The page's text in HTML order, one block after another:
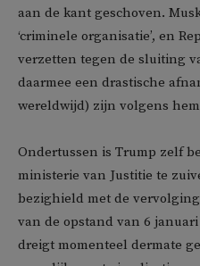
aan de kant geschoven.
‘criminele organisatie’, en
verzetten tegen de sluiting
daarmee een drastische
wereldwijd) zijn volgens hem
Ondertussen is Trump zelf
ministerie van Justitie te
bezighield met de
van de opstand van 6
dreigt momenteel dermate